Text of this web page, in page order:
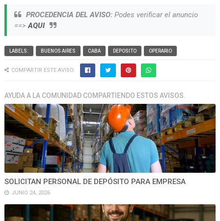
PROCEDENCIA DEL AVISO:Podes verificar el anuncio
==>AQUI
LABELS: BUENOS AIRES CABA DEPOSITO OPERARIO
COMPARTIR ESTE AVISO:
AYUDA A LA COMUNIDAD COMPARTIENDO ESTOS AVISOS.
SOLICITAN PERSONAL DE DEPÓSITO PARA EMPRESA
JUNIO 24, 2026